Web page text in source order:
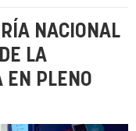
NACIONAL
LA
EN PLENO